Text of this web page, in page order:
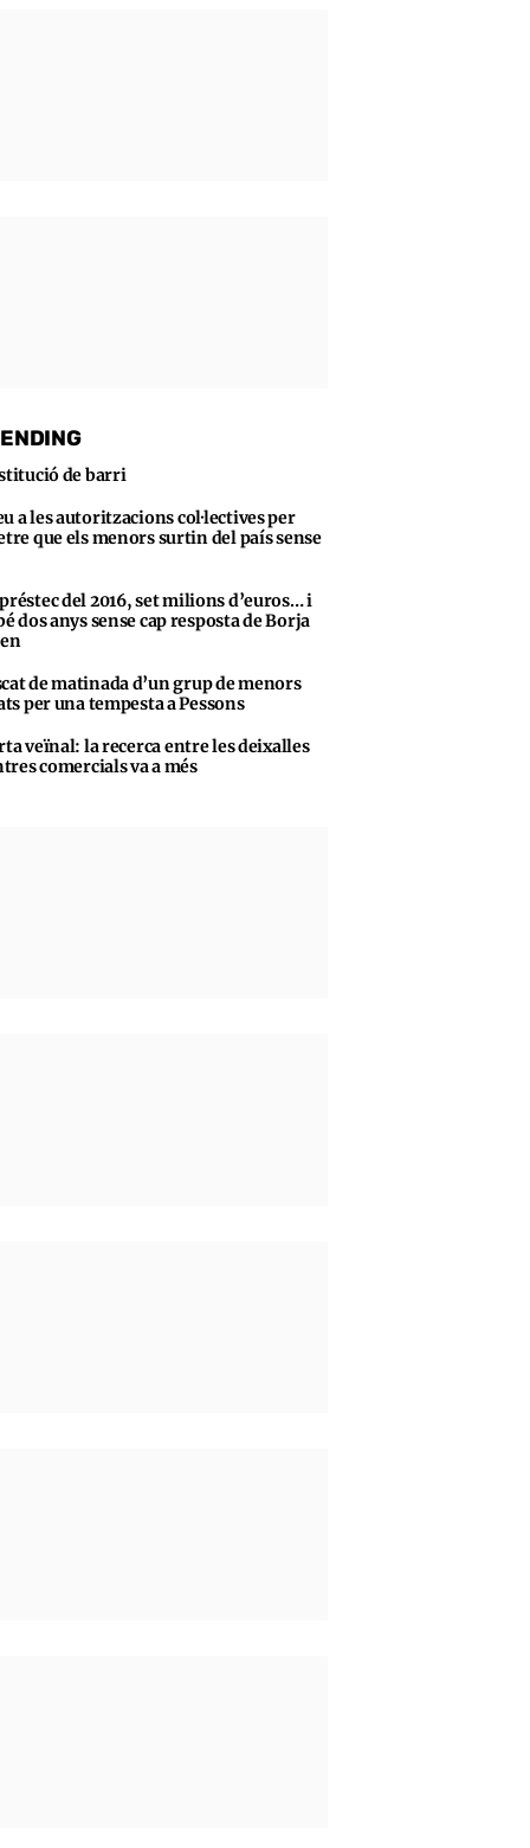
de barri
a les autoritzacions col·lectives per
que els menors surtin del país sense
del 2016, set milions d’euros… i
dos anys sense cap resposta de Borja
de matinada d’un grup de menors
per una tempesta a Pessons
veïnal: la recerca entre les deixalles
comercials va a més